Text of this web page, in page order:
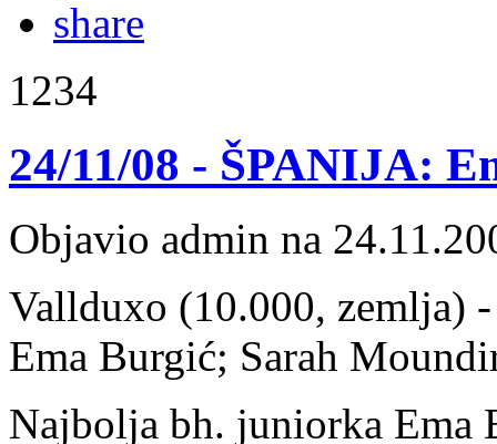
1234
24/11/08 - ŠPANIJA:
Objavio admin na
Vallduxo (10.000,
Ema Burgić; Sarah
Najbolja bh. juniorka Ema